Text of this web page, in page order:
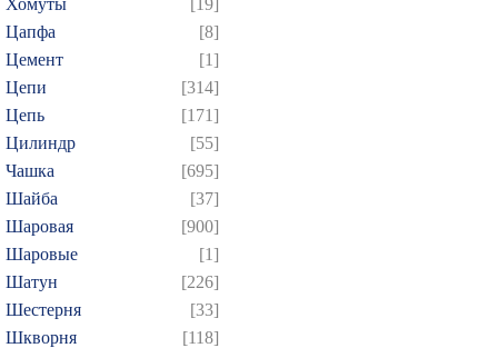
Хомуты
[19]
Цапфа
[8]
Цемент
[1]
Цепи
[314]
Цепь
[171]
Цилиндр
[55]
Чашка
[695]
Шайба
[37]
Шаровая
[900]
Шаровые
[1]
Шатун
[226]
Шестерня
[33]
Шкворня
[118]